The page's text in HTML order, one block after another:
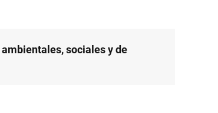
sociales y de